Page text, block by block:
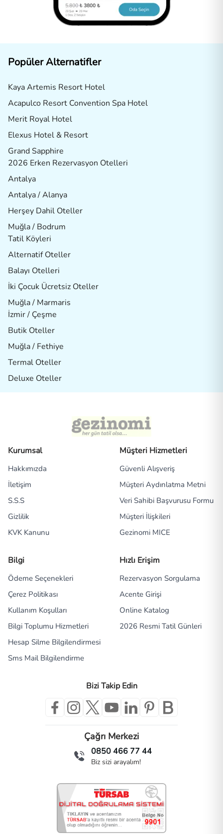
Popüler Alternatifler
Kaya Artemis Resort Hotel
Acapulco Resort Convention Spa Hotel
Merit Royal Hotel
Elexus Hotel & Resort
Grand Sapphire
2026 Erken Rezervasyon Otelleri
Antalya
Antalya / Alanya
Herşey Dahil Oteller
Muğla / Bodrum
Tatil Köyleri
Alternatif Oteller
Balayı Otelleri
İki Çocuk Ücretsiz Oteller
Muğla / Marmaris
İzmir / Çeşme
Butik Oteller
Muğla / Fethiye
Termal Oteller
Deluxe Oteller
Kurumsal
Hakkımızda
İletişim
S.S.S
Gizlilik
KVK Kanunu
Müşteri Hizmetleri
Güvenli Alışveriş
Müşteri Aydınlatma Metni
Veri Sahibi Başvurusu Formu
Müşteri İlişkileri
Gezinomi MICE
Bilgi
Ödeme Seçenekleri
Çerez Politikası
Kullanım Koşulları
Bilgi Toplumu Hizmetleri
Hesap Silme Bilgilendirmesi
Sms Mail Bilgilendirme
Hızlı Erişim
Rezervasyon Sorgulama
Acente Girişi
Online Katalog
2026 Resmi Tatil Günleri
Bizi Takip Edin
Çağrı Merkezi
0850 466 77 44
Biz sizi arayalım!